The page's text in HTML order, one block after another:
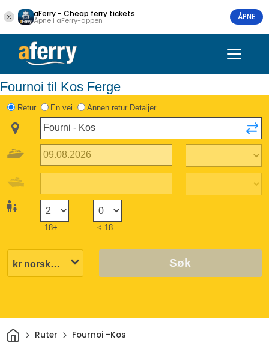
aFerry - Cheap ferry tickets
Åpne i aFerry-appen ÅPNE
Fournoi til Kos Ferge
Retur En vei Annen retur Detaljer
18+ < 18
Søk
HjemRuter Fournoi -Kos